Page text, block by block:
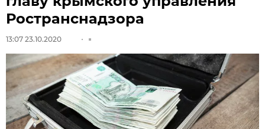
Ространснадзора
13:07 23.10.2020